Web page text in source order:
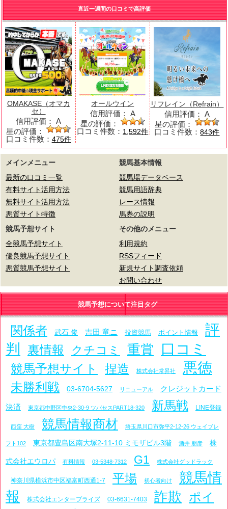
直近一週間の口コミで高評価
OMAKASE（オマカ
セ）
信用評価： A
星の評価：
口コミ件数： 475件
オールウイン
信用評価： A
星の評価：
口コミ件数： 1,592件
リフレイン（Refrain）
信用評価： A
星の評価：
口コミ件数：843件
メインメニュー
最新の口コミ一覧
有料サイト活用方法
無料サイト活用方法
悪質サイト特徴
競馬基本情報
競馬場データベース
競馬用語辞典
レース情報
馬券の説明
競馬予想サイト
全競馬予想サイト
優良競馬予想サイト
悪質競馬予想サイト
その他のメニュー
利用規約
RSSフィード
新規サイト調査依頼
お問い合わせ
競馬予想について注目タグ
関係者 武石 俊 吉田 竜ニ 投資競馬 ポイント情報
評
判
裏情報 クチコミ 重賞 口コミ
競馬予想サイト 捏造 株式会社常昇社 悪徳
未勝利戦 03-6704-5627 リニューアル クレジットカード
決済 東京都中野区中央2-30-9 ツバセスPART18-320 新馬戦 LINE登録
西窪 大樹 競馬情報商材 埼玉県川口市弥平2-12-26 ウェイブレ
フト102 東京都豊島区南大塚2-11-10 ミモザビル3階 酒井 朋彦 株
式会社エウロパ 有料情報 03-5348-7312 G1 株式会社グッドラック
神奈川県横浜市中区福富町西通1-7 平場 初心者向け
競馬情
報
株式会社エンタープライズ 03-6631-7403 詐欺 ポイ